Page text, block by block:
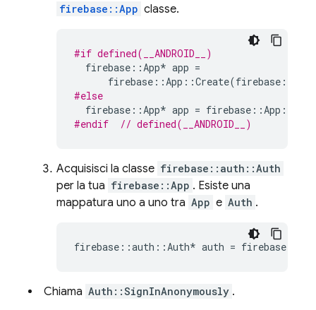
firebase::App classe.
#if defined(__ANDROID__)
firebase ::App* app =
firebase ::App ::Create(firebase ::
#else
firebase ::App* app = firebase ::App ::
#endif
// defined(__ANDROID__)
Acquisisci la classe firebase::auth::Auth
per la tua firebase::App . Esiste una
mappatura uno a uno tra App e Auth .
firebase ::auth ::Auth* auth = firebase
Chiama Auth::SignInAnonymously .